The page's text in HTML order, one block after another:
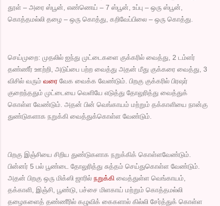
தூள் – அரை ஸ்பூன், எண்ணெய் – 7 ஸ்பூன், உப்பு – ஒரு ஸ்பூன்,
கொத்தமல்லி தழை – ஒரு கொத்து, கறிவேப்பிலை – ஒரு கொத்து.
செய்முறை: முதலில் ஐந்து முட்டைகளை குக்கரில் வைத்து, 2 டம்ளர்
தண்ணீர் ஊற்றி, அடுப்பை பற்ற வைத்து அதன் மீது குக்கரை வைத்து, 3
விசில் வரும் வரை வேக வைக்க வேண்டும். பிறகு குக்கரில் பிரஷர்
குறைந்ததும் முட்டையை வெளியே எடுத்து தோலுரித்து வைத்துக்
கொள்ள வேண்டும். அதன் பின் வெங்காயம் மற்றும் தக்காளியை நான்கு
துண்டுகளாக நறுக்கி வைத்துக்கொள்ள வேண்டும்.
பிறகு இஞ்சியை சிறிய துண்டுகளாக நறுக்கிக் கொள்ளவேண்டும்.
பின்னர் 5 பல் பூண்டை தோலுரித்து சுத்தம் செய்துகொள்ள வேண்டும்.
அதன் பிறகு ஒரு மிக்ஸி ஜாரில் நறுக்கி வைத்துள்ள வெங்காயம்,
தக்காளி, இஞ்சி, பூண்டு, பச்சை மிளகாய் மற்றும் கொத்தமல்லி
தழைகளைத் தண்ணீரில் கழுவிக் கைகளால் கில்லி சேர்த்துக் கொள்ள